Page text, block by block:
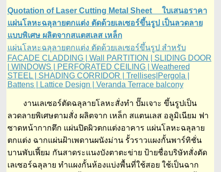
Quotation of Laser Cutting Metal Sheet ใบเสนอราคา
แผ่นโลหะฉลุลายตกแต่ง ตัดด้วยเลเซอร์ขึ้นรูป เป็นลวดลาย
แบบพิเศษ ผลิตจากสแตสเลส เหล็ก
แผ่นโลหะฉลุลายตกแต่ง ตัดด้วยเลเซอร์ขึ้นรูป สำหรับ
FACADE CLADDING | Wall PARTITION | SLIDING DOOR
| WINDOWS | PERFORATED CEILING | Weathered
STEEL | SHADING CORRIDOR | Trellises|Pergola |
Battens | Lattice Design | Veranda Terrace balcony
งานเลเซอร์ตัดฉลุลายโลหะสั่งทำ ปั๊มเจาะ ขึ้นรูปเป็น
ลวดลายพิเศษตามสั่ง ผลิตจาก เหล็ก สแตนเลส อลูมิเนียม ฟา
ซาดหน้ากากตึก แผ่นปิดผิวตกแต่งอาคาร แผ่นโลหะฉลุลาย
ตกแต่ง ฉากแผ่นฝ้าเพดานผนังม่าน รั้วราวแผงกั้นพาร์ทิชั่น
บานพับเฟี้ยม กันสาดระแนงบังตาตะข่าย ป้ายชื่อบริษัทสั่งตัด
เลเซอร์ฉลุลาย ทำแผงกั้นห้องแบ่งพื้นที่ใช้สอย ใช้เป็นฉาก